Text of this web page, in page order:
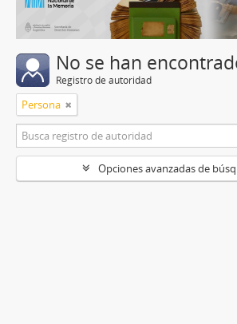
No se han
Registro de autoridad
Persona
Opciones avanzadas de